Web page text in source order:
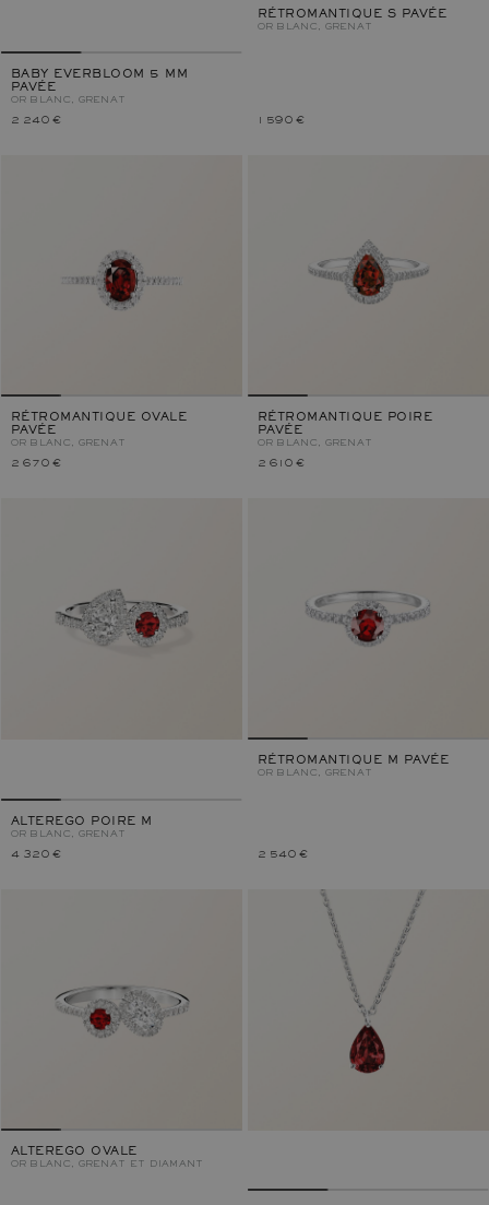
BABY EVERBLOOM 5 MM
PAVÉE
OR BLANC, GRENAT
2 240 €
RÉTROMANTIQUE S PAVÉE
OR BLANC, GRENAT
1 590 €
RÉTROMANTIQUE OVALE
PAVÉE
OR BLANC, GRENAT
2 670 €
RÉTROMANTIQUE POIRE
PAVÉE
OR BLANC, GRENAT
2 610 €
ALTEREGO POIRE M
OR BLANC, GRENAT
4 320 €
RÉTROMANTIQUE M PAVÉE
OR BLANC, GRENAT
2 540 €
ALTEREGO OVALE
OR BLANC, GRENAT ET DIAMANT